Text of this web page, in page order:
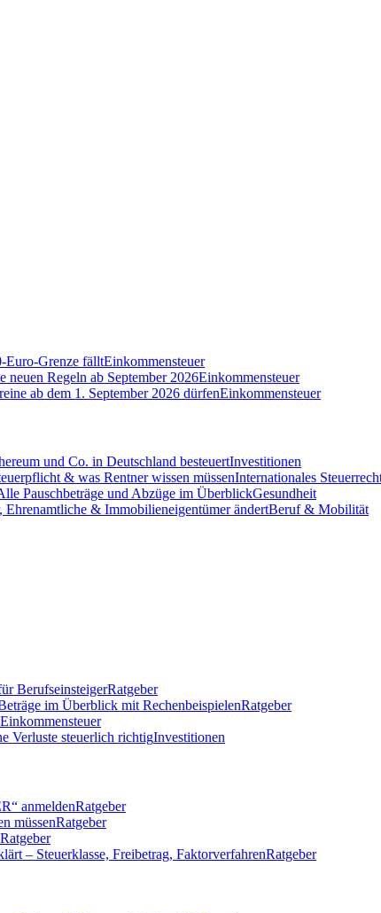
Euro-Grenze fälltEinkommensteuer
Regeln ab September 2026Einkommensteuer
ab dem 1. September 2026 dürfenEinkommensteuer
und Co. in Deutschland besteuertInvestitionen
& was Rentner wissen müssenInternationales
Pauschbeträge und Abzüge im ÜberblickGesundheit
Ehrenamtliche & Immobilieneigentümer ändertBeruf & Mobilität
BerufseinsteigerRatgeber
im Überblick mit RechenbeispielenRatgeber
Einkommensteuer
Verluste steuerlich richtigInvestitionen
anmeldenRatgeber
müssenRatgeber
Ratgeber
– Steuerklasse, Freibetrag, FaktorverfahrenRatgeber